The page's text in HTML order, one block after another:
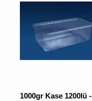
1000gr Kase 1200lü -